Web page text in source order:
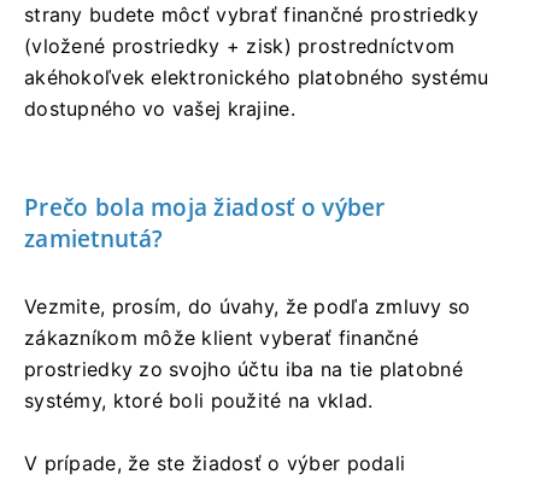
strany budete môcť vybrať finančné prostriedky
(vložené prostriedky + zisk) prostredníctvom
akéhokoľvek elektronického platobného systému
dostupného vo vašej krajine.
Prečo bola moja žiadosť o výber
zamietnutá?
Vezmite, prosím, do úvahy, že podľa zmluvy so
zákazníkom môže klient vyberať finančné
prostriedky zo svojho účtu iba na tie platobné
systémy, ktoré boli použité na vklad.
V prípade, že ste žiadosť o výber podali